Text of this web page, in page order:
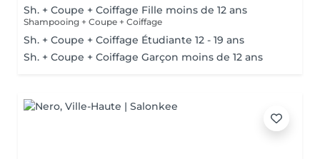
Sh. + Coupe + Coiffage Fille moins de 12 ans
Shampooing + Coupe + Coiffage
Sh. + Coupe + Coiffage Étudiante 12 - 19 ans
Sh. + Coupe + Coiffage Garçon moins de 12 ans